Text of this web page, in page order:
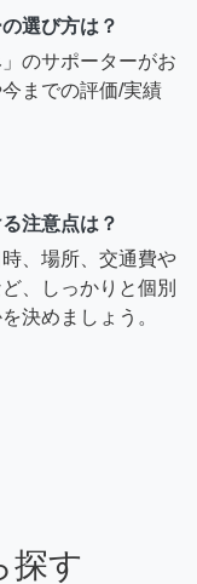
選び方は？
のサポーターがお
までの評価/実績
注意点は？
、場所、交通費や
、しっかりと個別
決めましょう。
探す